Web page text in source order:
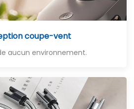
coupe-vent
aucun environnement.